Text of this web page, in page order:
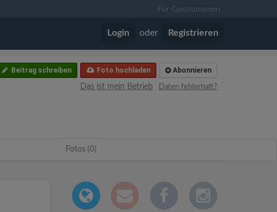
Für Gastronomen
Login oder Registrieren
Abonnieren
Foto hochladen
Beitrag schreiben
Daten fehlerhaft?
Das ist mein Betrieb
Fotos (0)